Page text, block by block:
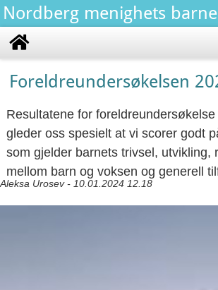
Nordberg menighets
Foreldreundersøkelsen
Resultatene for
gleder oss spesielt at vi scorer godt
som gjelder barnets trivsel, utvikling,
mellom barn og voksen og generell
Aleksa Urosev - 10.01.2024 12.18